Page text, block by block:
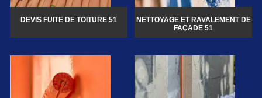
DEVIS FUITE DE TOITURE 51
NETTOYAGE ET RAVALEMENT DE
FAÇADE 51